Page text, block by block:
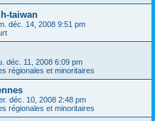
taiwan
déc. 14, 2008 9:51 pm
déc. 11, 2008 6:09 pm
régionales et minoritaires
déc. 10, 2008 2:48 pm
régionales et minoritaires